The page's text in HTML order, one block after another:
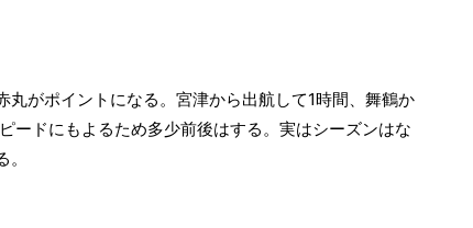
がポイントになる。宮津から出航して1時間、舞鶴か
ードにもよるため多少前後はする。実はシーズンはな